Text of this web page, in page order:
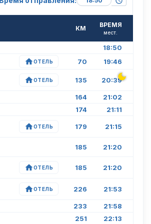
КМ ВРЕМЯ
мест.
18:50
ОТЕЛЬ 70 19:46
ОТЕЛЬ 135 20:39
164
21:02
174
21:11
ОТЕЛЬ 179 21:15
185 21:20
ОТЕЛЬ 185 21:20
ОТЕЛЬ 226 21:53
233
21:58
251
22:13